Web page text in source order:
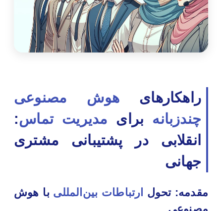
راهکارهای هوش مصنوعی
چندزبانه برای مدیریت تماس:
انقلابی در پشتیبانی مشتری
جهانی
مقدمه: تحول ارتباطات بین‌المللی با هوش